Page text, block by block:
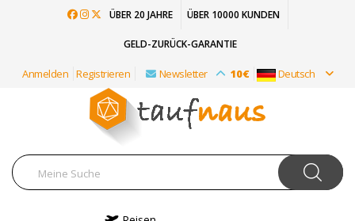
ÜBER 20 JAHRE ÜBER 10000 KUNDEN
GELD-ZURÜCK-GARANTIE
Anmelden Registrieren Newsletter 10€ Deutsch